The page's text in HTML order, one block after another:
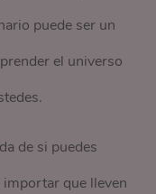
puede ser un
el universo
de si puedes
que lleven